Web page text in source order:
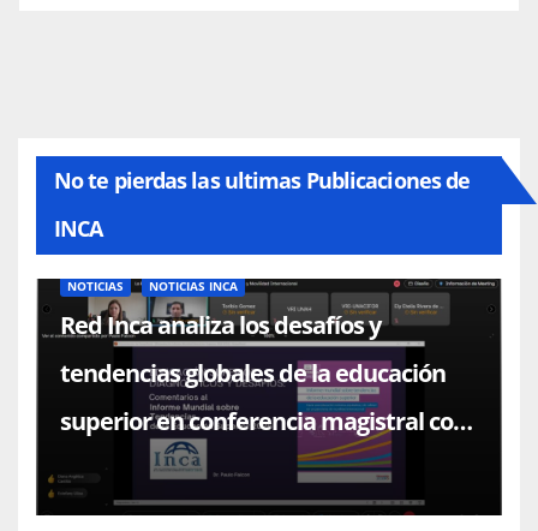
No te pierdas las ultimas Publicaciones de
INCA
NOTICIAS NOTICIAS INCA
Red Inca analiza los desafíos y
tendencias globales de la educación
superior en conferencia magistral con
el Dr. Paulo Falcón